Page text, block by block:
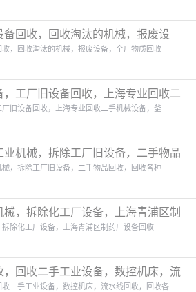
备回收，回收淘汰的机械，报废设
质回收4图
收，回收淘汰的机械，报废设备，全厂物质回收
，工厂旧设备回收，上海专业回收二
4图
厂旧设备回收，上海专业回收二手机械设备，釜
业机械，拆除工厂旧设备，二手物品
械，拆除工厂旧设备，二手物品回收，回收各种
械，拆除化工厂设备，上海青浦区制
收4图
拆除化工厂设备，上海青浦区制药厂设备回收
，回收二手工业设备，数控机床，流
图
收二手工业设备，数控机床，流水线回收，回收各